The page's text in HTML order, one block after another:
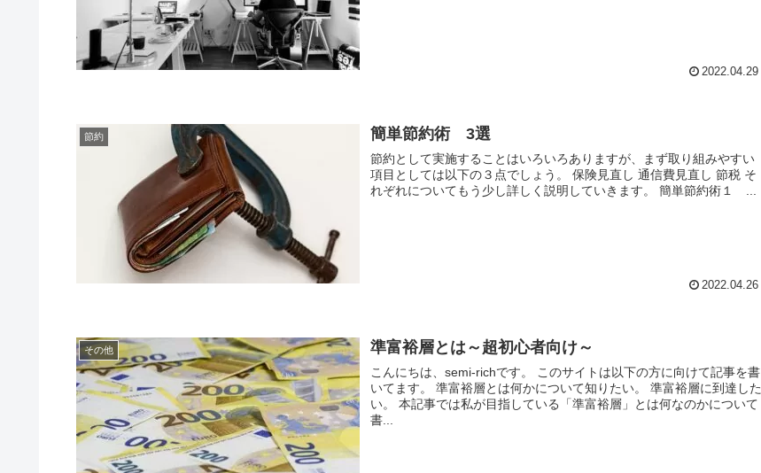
2022.04.29
節約 簡単節約術 3選
節約として実施することはいろいろありますが、まず取り組みやすい
項目としては以下の３点でしょう。 保険見直し 通信費見直し 節税 そ
れぞれについてもう少し詳しく説明していきます。 簡単節約術１ ...
2022.04.26
その他 準富裕層とは～超初心者向け～
こんにちは、semi-richです。 このサイトは以下の方に向けて記事を書
いてます。 準富裕層とは何かについて知りたい。 準富裕層に到達した
い。 本記事では私が目指している「準富裕層」とは何なのかについて
書...